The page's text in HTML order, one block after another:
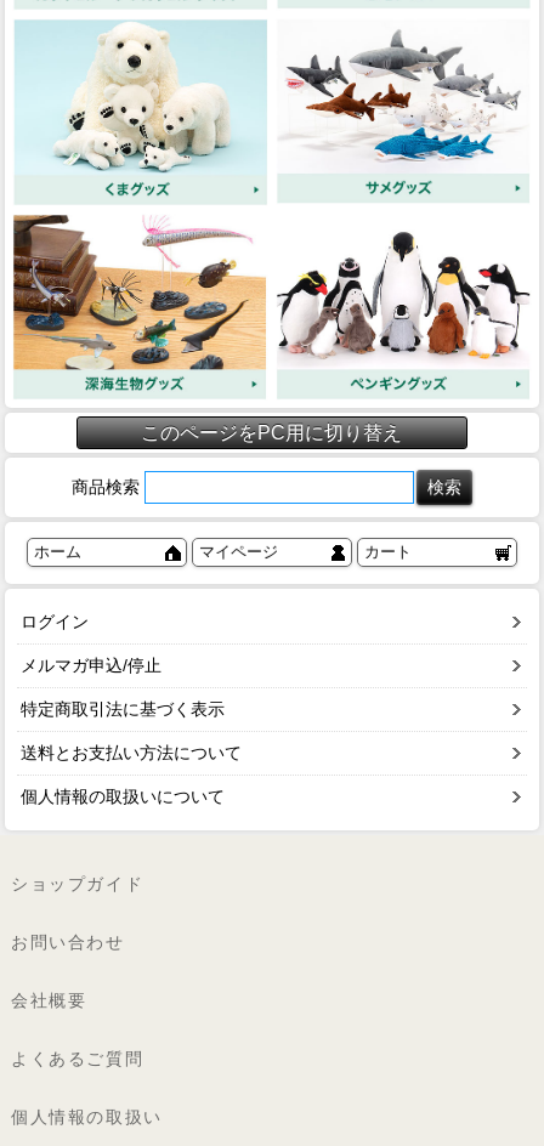
このページをPC用に切り替え
商品検索
ホーム マイページ カート
ログイン
メルマガ申込/停止
特定商取引法に基づく表示
送料とお支払い方法について
個人情報の取扱いについて
ショップガイド
お問い合わせ
会社概要
よくあるご質問
個人情報の取扱い